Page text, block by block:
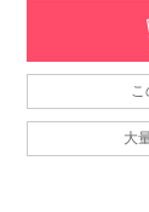
大